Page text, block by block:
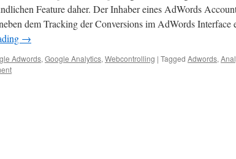
Feature daher. Der Inhaber eines AdWords
dem Tracking der Conversions im AdWords
→
Adwords, Google Analytics, Webcontrolling | Tagged Adwords,